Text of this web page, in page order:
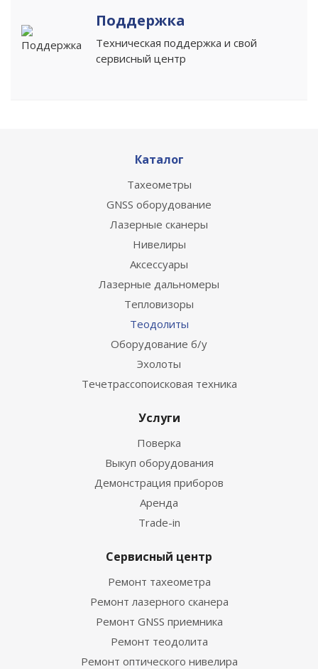
Поддержка
Техническая поддержка и свой
сервисный центр
Каталог
Тахеометры
GNSS оборудование
Лазерные сканеры
Нивелиры
Аксессуары
Лазерные дальномеры
Тепловизоры
Теодолиты
Оборудование б/у
Эхолоты
Течетрассопоисковая техника
Услуги
Поверка
Выкуп оборудования
Демонстрация приборов
Аренда
Trade-in
Сервисный центр
Ремонт тахеометра
Ремонт лазерного сканера
Ремонт GNSS приемника
Ремонт теодолита
Ремонт оптического нивелира